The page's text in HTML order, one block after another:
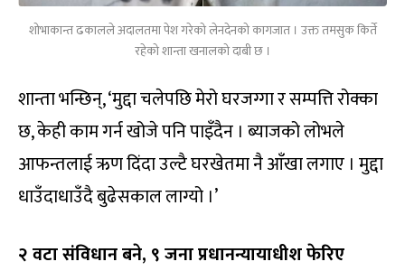
शोभाकान्त ढकालले अदालतमा पेश गरेको लेनदेनको कागजात । उक्त तमसुक किर्ते
रहेको शान्ता खनालको दाबी छ ।
शान्ता भन्छिन्, ‘मुद्दा चलेपछि मेरो घरजग्गा र सम्पत्ति रोक्का
छ, केही काम गर्न खोजे पनि पाइँदैन । ब्याजको लोभले
आफन्तलाई ऋण दिंदा उल्टै घरखेतमा नै आँखा लगाए । मुद्दा
धाउँदाधाउँदै बुढेसकाल लाग्यो ।’
२ वटा संविधान बने, ९ जना प्रधानन्यायाधीश फेरिए